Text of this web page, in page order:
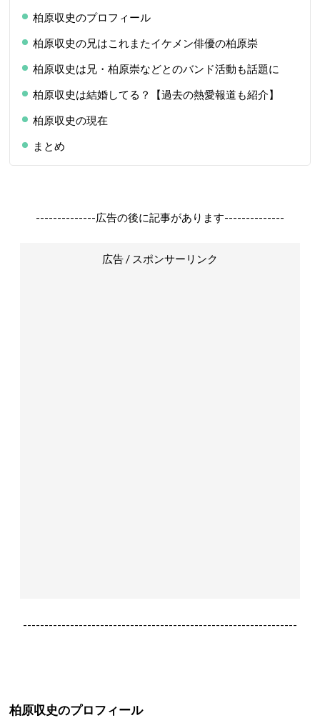
柏原収史のプロフィール
柏原収史の兄はこれまたイケメン俳優の柏原崇
柏原収史は兄・柏原崇などとのバンド活動も話題に
柏原収史は結婚してる？【過去の熱愛報道も紹介】
柏原収史の現在
まとめ
--------------広告の後に記事があります--------------
広告 / スポンサーリンク
----------------------------------------------------------------
柏原収史のプロフィール